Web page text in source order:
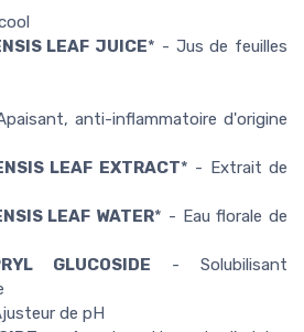
LEAF JUICE* - Jus de feuilles
anti-inflammatoire d'origine
LEAF EXTRACT* - Extrait de
LEAF WATER* - Eau florale de
GLUCOSIDE - Solubilisant
de pH